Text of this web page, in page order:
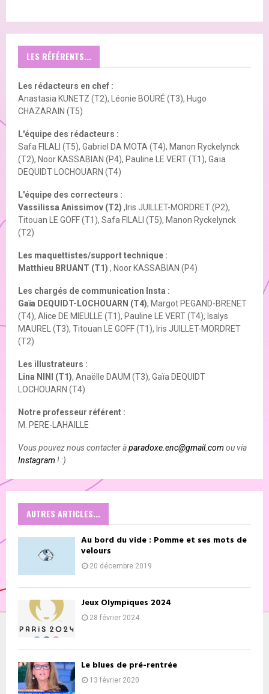
LES RÉFÉRENTS...
Les rédacteurs en chef :
Anastasia KUNETZ (T2), Léonie BOURÉ (T3), Hugo
CHAZARAIN (T5)
L'équipe des rédacteurs :
Safa FILALI (T5), Gabriel DA MOTA (T4), Manon Ryckelynck
(T2), Noor KASSABIAN (P4), Pauline LE VERT (T1), Gaïa
DEQUIDT LOCHOUARN (T4)
L'équipe des correcteurs :
Vassilissa Anissimov (T2) ,Iris JUILLET-MORDRET (P2),
Titouan LE GOFF (T1), Safa FILALI (T5), Manon Ryckelynck
(T2)
Les maquettistes/support technique :
Matthieu BRUANT (T1) , Noor KASSABIAN (P4)
Les chargés de communication Insta :
Gaïa DEQUIDT-LOCHOUARN (T4), Margot PEGAND-BRENET
(T4), Alice DE MIEULLE (T1), Pauline LE VERT (T4), Isalys
MAUREL (T3), Titouan LE GOFF (T1), Iris JUILLET-MORDRET
(T2)
Les illustrateurs :
Lina NINI (T1), Anaëlle DAUM (T3), Gaïa DEQUIDT
LOCHOUARN (T4)
Notre professeur référent :
M. PERE-LAHAILLE
Vous pouvez nous contacter àparadoxe.enc@gmail.com ou via
Instagram ! :)
AUTRES ARTICLES...
Au bord du vide : Pomme et ses mots de
velours
20 décembre 2019
Jeux Olympiques 2024
28 février 2024
Le blues de pré-rentrée
13 février 2020